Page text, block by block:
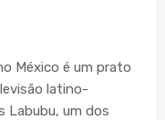
México é um prato
latino-
Labubu, um dos